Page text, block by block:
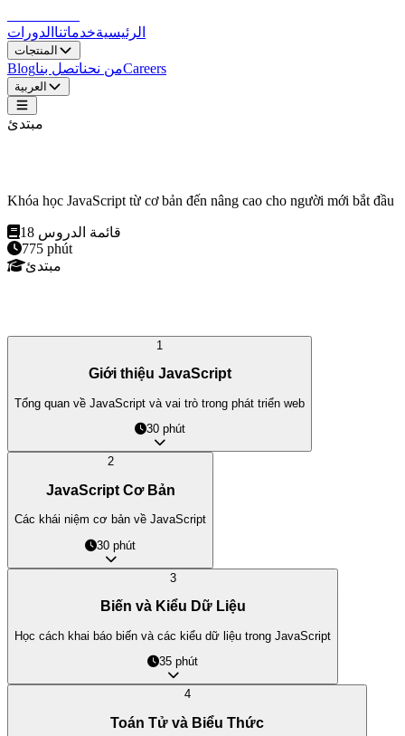
الرئيسيةخدماتنا الدورات
المنتجات
Blog من نحناتصل بنا Careers
العربية
مبتدئ
Khóa học JavaScript từ cơ bản đến nâng cao cho người mới bắt đầu
18 قائمة الدروس
775 phút
مبتدئ
1
Giới thiệu JavaScript
Tổng quan về JavaScript và vai trò trong phát triển web
30 phút
2
JavaScript Cơ Bản
Các khái niệm cơ bản về JavaScript
30 phút
3
Biến và Kiểu Dữ Liệu
Học cách khai báo biến và các kiểu dữ liệu trong JavaScript
35 phút
4
Toán Tử và Biểu Thức